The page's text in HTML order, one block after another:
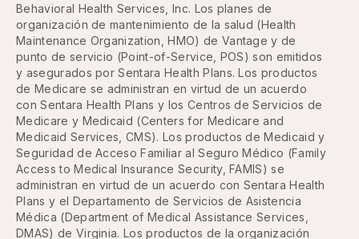
Behavioral Health Services, Inc. Los planes de
organización de mantenimiento de la salud (Health
Maintenance Organization, HMO) de Vantage y de
punto de servicio (Point-of-Service, POS) son emitidos
y asegurados por Sentara Health Plans. Los productos
de Medicare se administran en virtud de un acuerdo
con Sentara Health Plans y los Centros de Servicios de
Medicare y Medicaid (Centers for Medicare and
Medicaid Services, CMS). Los productos de Medicaid y
Seguridad de Acceso Familiar al Seguro Médico (Family
Access to Medical Insurance Security, FAMIS) se
administran en virtud de un acuerdo con Sentara Health
Plans y el Departamento de Servicios de Asistencia
Médica (Department of Medical Assistance Services,
DMAS) de Virginia. Los productos de la organización